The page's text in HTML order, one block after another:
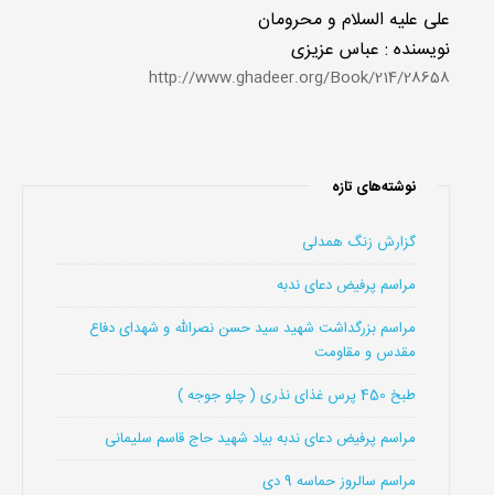
علی علیه السلام و محرومان
نویسنده : عباس عزیزی
http://www.ghadeer.org/Book/214/28658
نوشته‌های تازه
گزارش زنگ همدلی
مراسم پرفیض دعای ندبه
مراسم بزرگداشت شهید سید حسن نصرالله و شهدای دفاع
مقدس و مقاومت
طبخ 450 پرس غذای نذری ( چلو جوجه )
مراسم پرفیض دعای ندبه بیاد شهید حاج قاسم سلیمانی
مراسم سالروز حماسه 9 دی